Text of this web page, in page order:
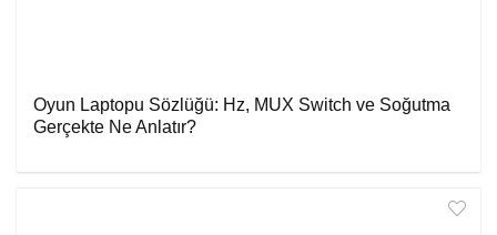
Oyun Laptopu Sözlüğü: Hz, MUX Switch ve Soğutma
Gerçekte Ne Anlatır?